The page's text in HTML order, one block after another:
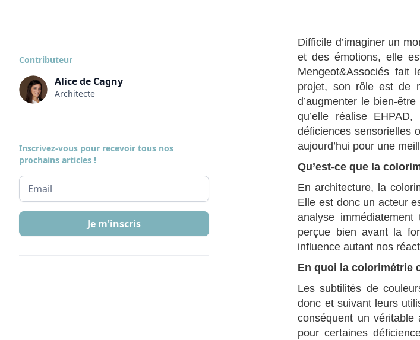
Contributeur
Alice de Cagny
Architecte
Inscrivez-vous pour recevoir tous nos
prochains articles !
Difficile d’imaginer un
et des émotions, elle
Mengeot&Associés fait
projet, son rôle est de
d’augmenter le bien-
qu’elle réalise
déficiences sensorielles
aujourd’hui pour une
Qu’est-ce que la
En architecture, la
Elle est donc un acteur
analyse
perçue bien avant la
influence autant nos
En quoi la colorimétrie
Les subtilités de
donc et suivant leurs
conséquent un
pour certaines